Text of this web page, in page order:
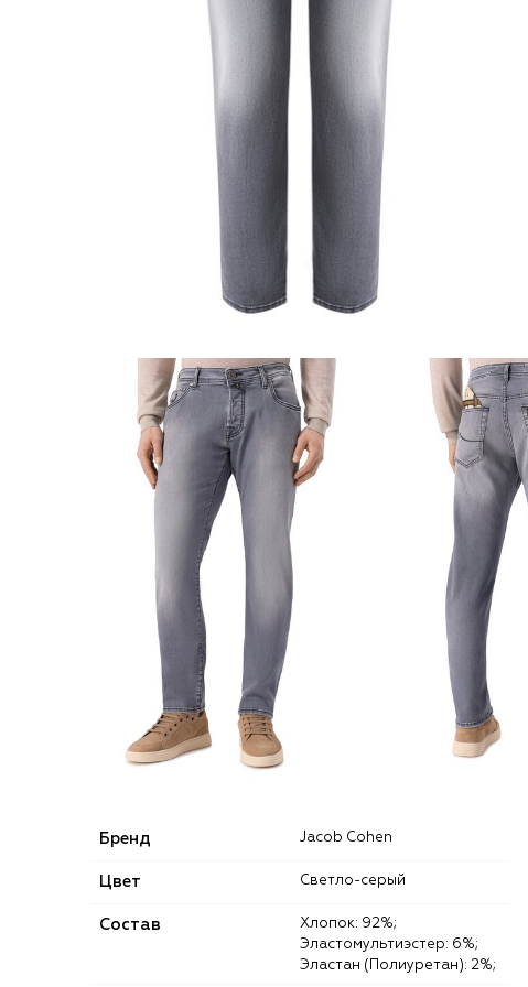
Бренд Jacob Cohen
Цвет Светло-серый
Состав
Хлопок: 92%;
Эластомультиэстер: 6%;
Эластан (Полиуретан): 2%;